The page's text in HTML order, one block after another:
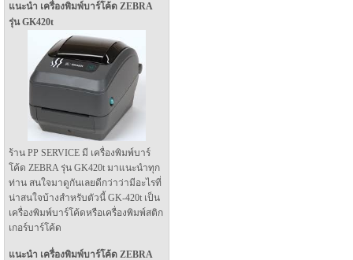
แนะนำ เครื่องพิมพ์บาร์โค้ด ZEBRA
รุ่น GK420t
ร้าน PP SERVICE มี เครื่องพิมพ์บาร์
โค้ด ZEBRA รุ่น GK420t มาแนะนำทุก
ท่าน สนใจมาดูกันเลยดีกว่าว่ามีอะไรที่
น่าสนใจบ้างสำหรับตัวนี้ GK-420t เป็น
เครื่องพิมพ์บาร์โค้ดหรือเครื่องพิมพ์สติก
เกอร์บาร์โค้ด
แนะนำ เครื่องพิมพ์บาร์โค้ด ZEBRA